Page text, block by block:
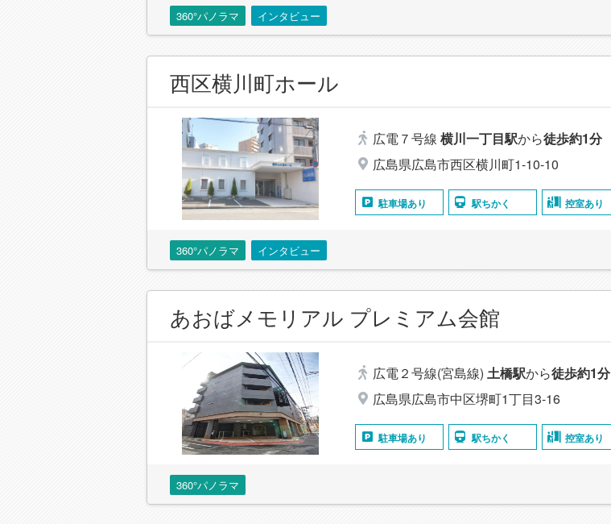
360°パノラマ インタビュー
西区横川町ホール
広電７号線 横川一丁目駅から徒歩約1分
広島県広島市西区横川町1-10-10
駐車場あり 駅ちかく 控室あり
360°パノラマ インタビュー
あおばメモリアル プレミアム会館
広電２号線(宮島線) 土橋駅から徒歩約1分
広島県広島市中区堺町1丁目3‐16
駐車場あり 駅ちかく 控室あり
360°パノラマ